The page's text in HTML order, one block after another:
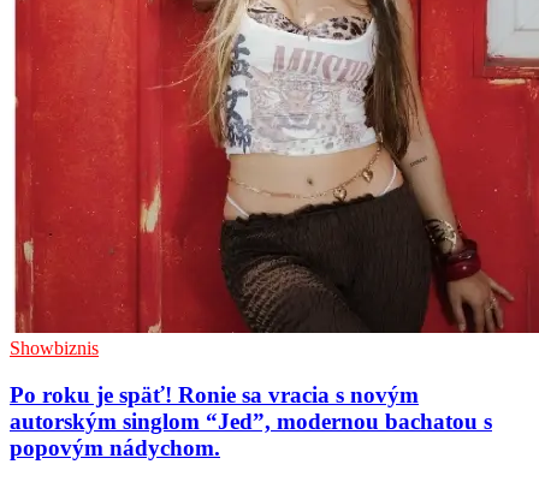
Showbiznis
Po roku je späť! Ronie sa vracia s novým
autorským singlom “Jed”, modernou bachatou s
popovým nádychom.